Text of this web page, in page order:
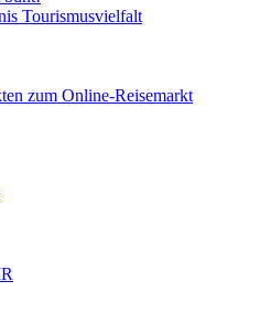
Tourismusvielfalt
zum Online-Reisemarkt